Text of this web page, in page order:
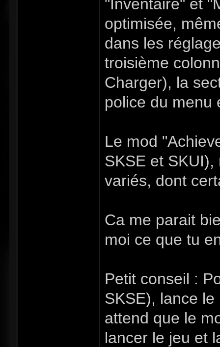
"Inventaire" et
optimisée,
dans les
troisième
Charger), la
police du menu
Le mod
SKSE et
variés, dont
Ca me parait
moi ce que tu
Petit conseil :
SKSE), lance
attend que le
lancer le jeu et